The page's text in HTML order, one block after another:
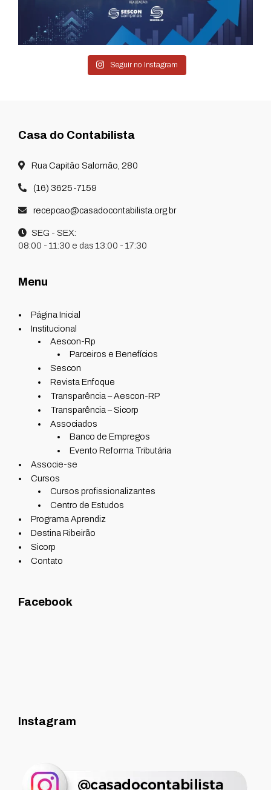
Seguir no Instagram
Casa do Contabilista
Rua Capitão Salomão, 280
(16) 3625-7159
recepcao@casadocontabilista.org.br
SEG - SEX:
08:00 - 11:30 e das 13:00 - 17:30
Menu
Página Inicial
Institucional
Aescon-Rp
Parceiros e Benefícios
Sescon
Revista Enfoque
Transparência – Aescon-RP
Transparência – Sicorp
Associados
Banco de Empregos
Evento Reforma Tributária
Associe-se
Cursos
Cursos profissionalizantes
Centro de Estudos
Programa Aprendiz
Destina Ribeirão
Sicorp
Contato
Facebook
Instagram